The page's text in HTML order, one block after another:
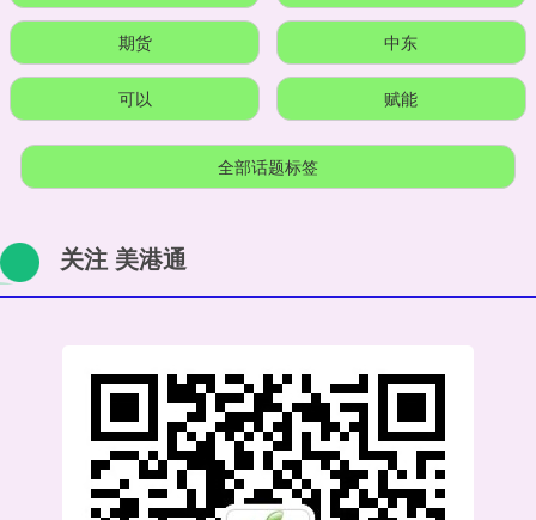
期货 中东
可以 赋能
全部话题标签
关注 美港通